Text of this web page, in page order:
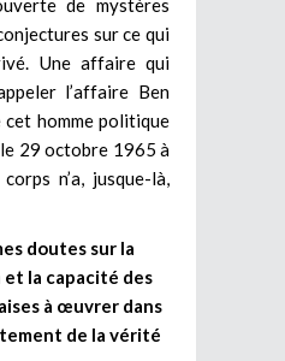
sur ce qui
Une affaire qui
l’affaire Ben
cet homme politique
29 octobre 1965 à
n’a, jusque-là,
doutes sur la
la capacité des
à œuvrer dans
de la vérité